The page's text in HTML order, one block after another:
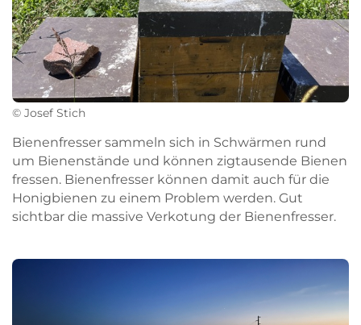
© Josef Stich
Bienenfresser sammeln sich in Schwärmen rund
um Bienenstände und können zigtausende Bienen
fressen. Bienenfresser können damit auch für die
Honigbienen zu einem Problem werden. Gut
sichtbar die massive Verkotung der Bienenfresser.